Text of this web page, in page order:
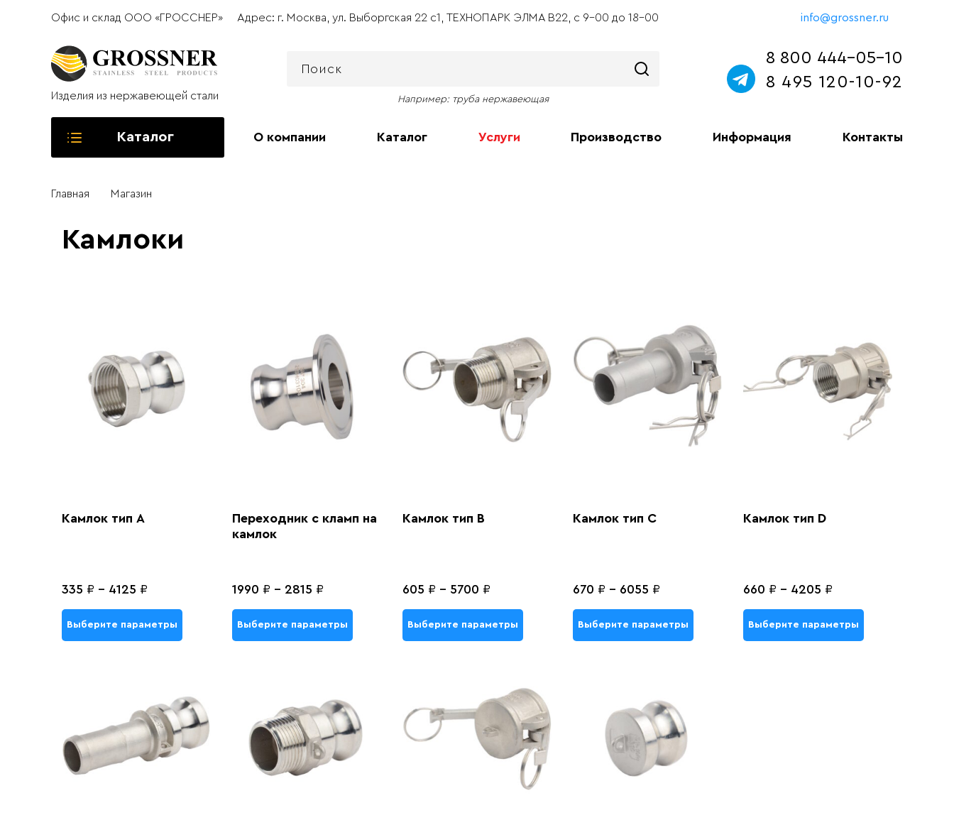
Офис и склад ООО «ГРОССНЕР» Адрес: г. Москва, ул. Выборгская 22 с1, ТЕХНОПАРК ЭЛМА В22, с 9-00 до 18-00 info@grossner.ru
Изделия из нержавеющей стали Например: труба нержавеющая
8 800 444-05-10
8 495 120-10-92
Каталог О компании Каталог Услуги Производство Информация Контакты
Главная Магазин
Камлоки
Камлок тип A
335 ₽ - 4125 ₽
Выберите параметры
Переходник с кламп на
камлок
1990 ₽ - 2815 ₽
Выберите параметры
Камлок тип B
605 ₽ - 5700 ₽
Выберите параметры
Камлок тип C
670 ₽ - 6055 ₽
Выберите параметры
Камлок тип D
660 ₽ - 4205 ₽
Выберите параметры